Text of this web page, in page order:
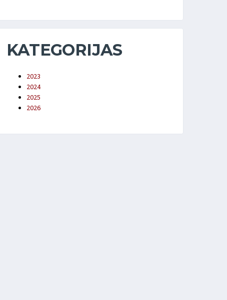
KATEGORIJAS
2023
2024
2025
2026